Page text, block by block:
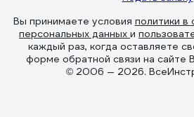
Вы принимаете условия политики в
персональных данных и
каждый раз, когда оставляете
форме обратной связи на сайте
© 2006 — 2026.